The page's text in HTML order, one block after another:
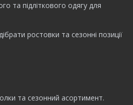
та підліткового одягу для
ростовки та сезонні позиції
та сезонний асортимент.